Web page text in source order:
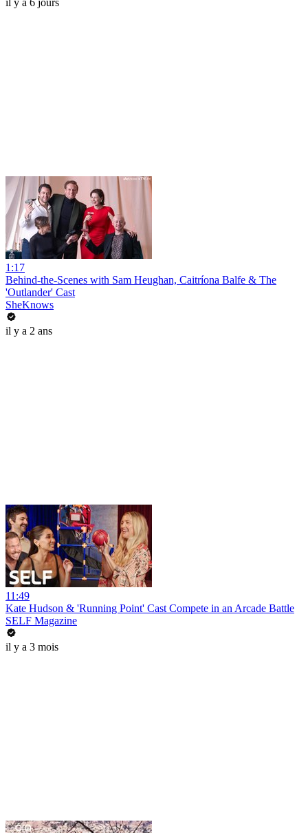
il y a 6 jours
1:17
Behind-the-Scenes with Sam Heughan, Caitríona Balfe & The
'Outlander' Cast
SheKnows
il y a 2 ans
11:49
Kate Hudson & 'Running Point' Cast Compete in an Arcade Battle
SELF Magazine
il y a 3 mois